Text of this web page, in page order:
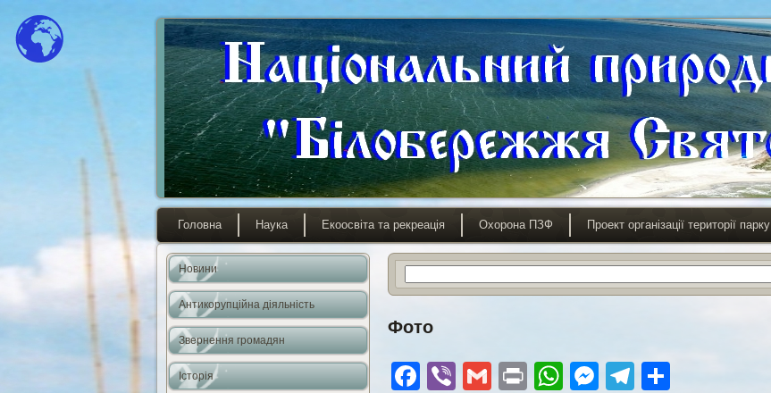
Головна Наука Екоосвіта та рекреація Охорона ПЗФ Проект організації території парку
Новини
Антикорупційна діяльність
Звернення громадян
Історія
Фото
Facebook
ViberGmailPrintWhatsApp
Messenger
Telegram